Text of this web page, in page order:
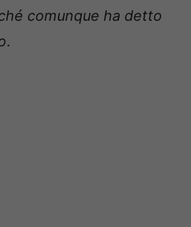
comunque ha detto
.